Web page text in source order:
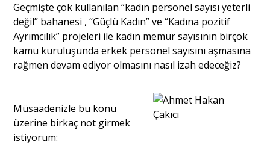
Geçmişte çok kullanılan “kadın personel sayısı yeterli
değil” bahanesi , “Güçlü Kadın” ve “Kadına pozitif
Ayrımcılık” projeleri ile kadın memur sayısının birçok
kamu kuruluşunda erkek personel sayısını aşmasına
rağmen devam ediyor olmasını nasıl izah edeceğiz?
Müsaadenizle bu konu
üzerine birkaç not girmek
istiyorum: